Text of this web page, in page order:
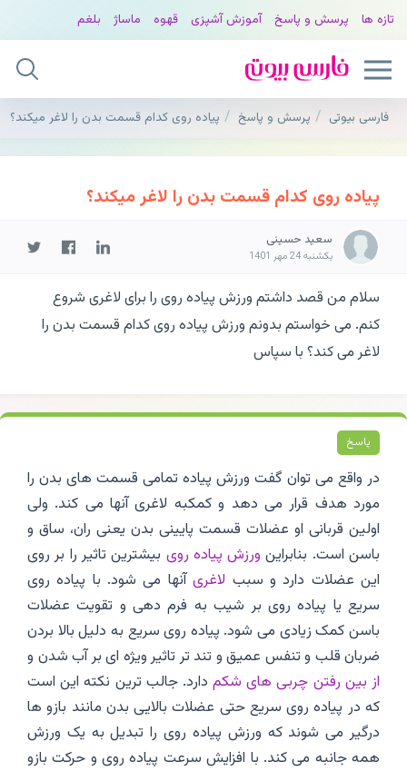
تازه ها پرسش و پاسخ آموزش آشپزی قهوه ماساژ بلغم
فارسی بیوتی پرسش و پاسخ پیاده روی کدام قسمت بدن را لاغر میکند؟
پیاده روی کدام قسمت بدن را لاغر میکند؟
سعید حسینی
یکشنبه 24 مهر 1401
سلام من قصد داشتم ورزش پیاده روی را برای لاغری شروع
کنم. می خواستم بدونم ورزش پیاده روی کدام قسمت بدن را
لاغر می کند؟ با سپاس
پاسخ
در واقع می توان گفت ورزش پیاده تمامی قسمت های بدن را
مورد هدف قرار می دهد و کمکبه لاغری آنها می کند. ولی
اولین قربانی او عضلات قسمت پایینی بدن یعنی ران، ساق و
باسن است. بنابراین ورزش پیاده روی بیشترین تاثیر را بر روی
این عضلات دارد و سبب لاغریآنها می شود. با پیاده روی
سریع یا پیاده روی بر شیب به فرم دهی و تقویت عضلات
باسن کمک زیادی می شود. پیاده روی سریع به دلیل بالا بردن
ضربان قلب و تنفس عمیق و تند تر تاثیر ویژه ای بر آب شدن و
از بین رفتن چربی های شکمدارد. جالب ترین نکته این است
که در پیاده روی سریع حتی عضلات بالایی بدن مانند بازو ها
درگیر می شوند که ورزش پیاده روی را تبدیل به یک ورزش
همه جانبه می کند. با افزایش سرعت پیاده روی و حرکت بازو